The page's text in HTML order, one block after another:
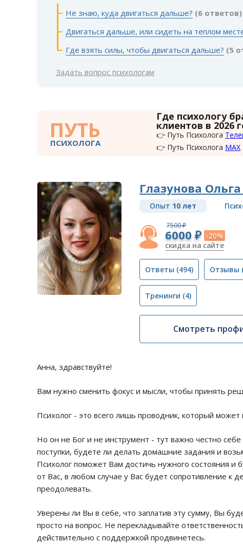
Не знаю, куда двигаться дальше? (6 ответов)
Двигаться дальше, или сидеть на теплом
Где взять силы, чтобы двигаться дальше? (5
Задать вопрос психологам
ПУТЬ
ПСИХОЛОГА
Где психологу
клиентов в 2026
👉 Путь Психолога
👉 Путь Психолога MAX
Глазунова
Опыт 10 лет
7500 ₽
6000 ₽ -20%
скидка на сайте
Ответы (494) Отзывы
Тренинги (4)
Смотреть
Анна, здравствуйте!
Вам нужно сменить фокус и мысли, чтобы принять
Психолог - это всего лишь проводник, который
Но он не Бог и не инструмент - тут важно честно
поступки, будете ли делать домашние задания и
Психолог поможет Вам достичь нужного состояния
от Вас, в любом случае у Вас будет сопротивление к
преодолевать.
Уверены ли Вы в себе, что заплатив эту сумму, Вы
просто на вопрос. Не перекладывайте
действительно с поддержкой продвинетесь.